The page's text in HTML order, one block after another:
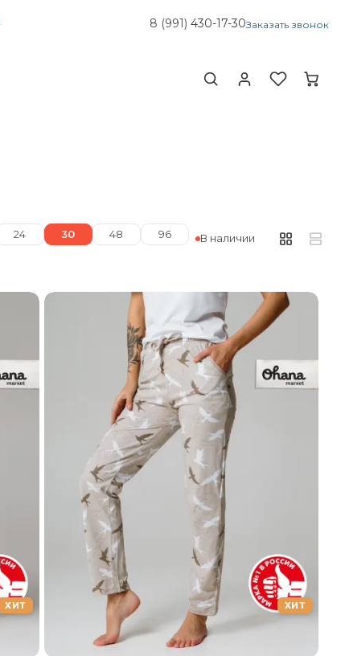
8 (991) 430-17-30Заказать звонок
В наличии
24 30 48 96
ХИТ ХИТ